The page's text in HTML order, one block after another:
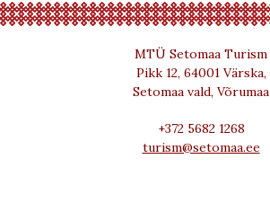
MTÜ Setomaa Turism
Pikk 12, 64001 Värska,
Setomaa vald, Võrumaa
+372 5682 1268
turism@setomaa.ee